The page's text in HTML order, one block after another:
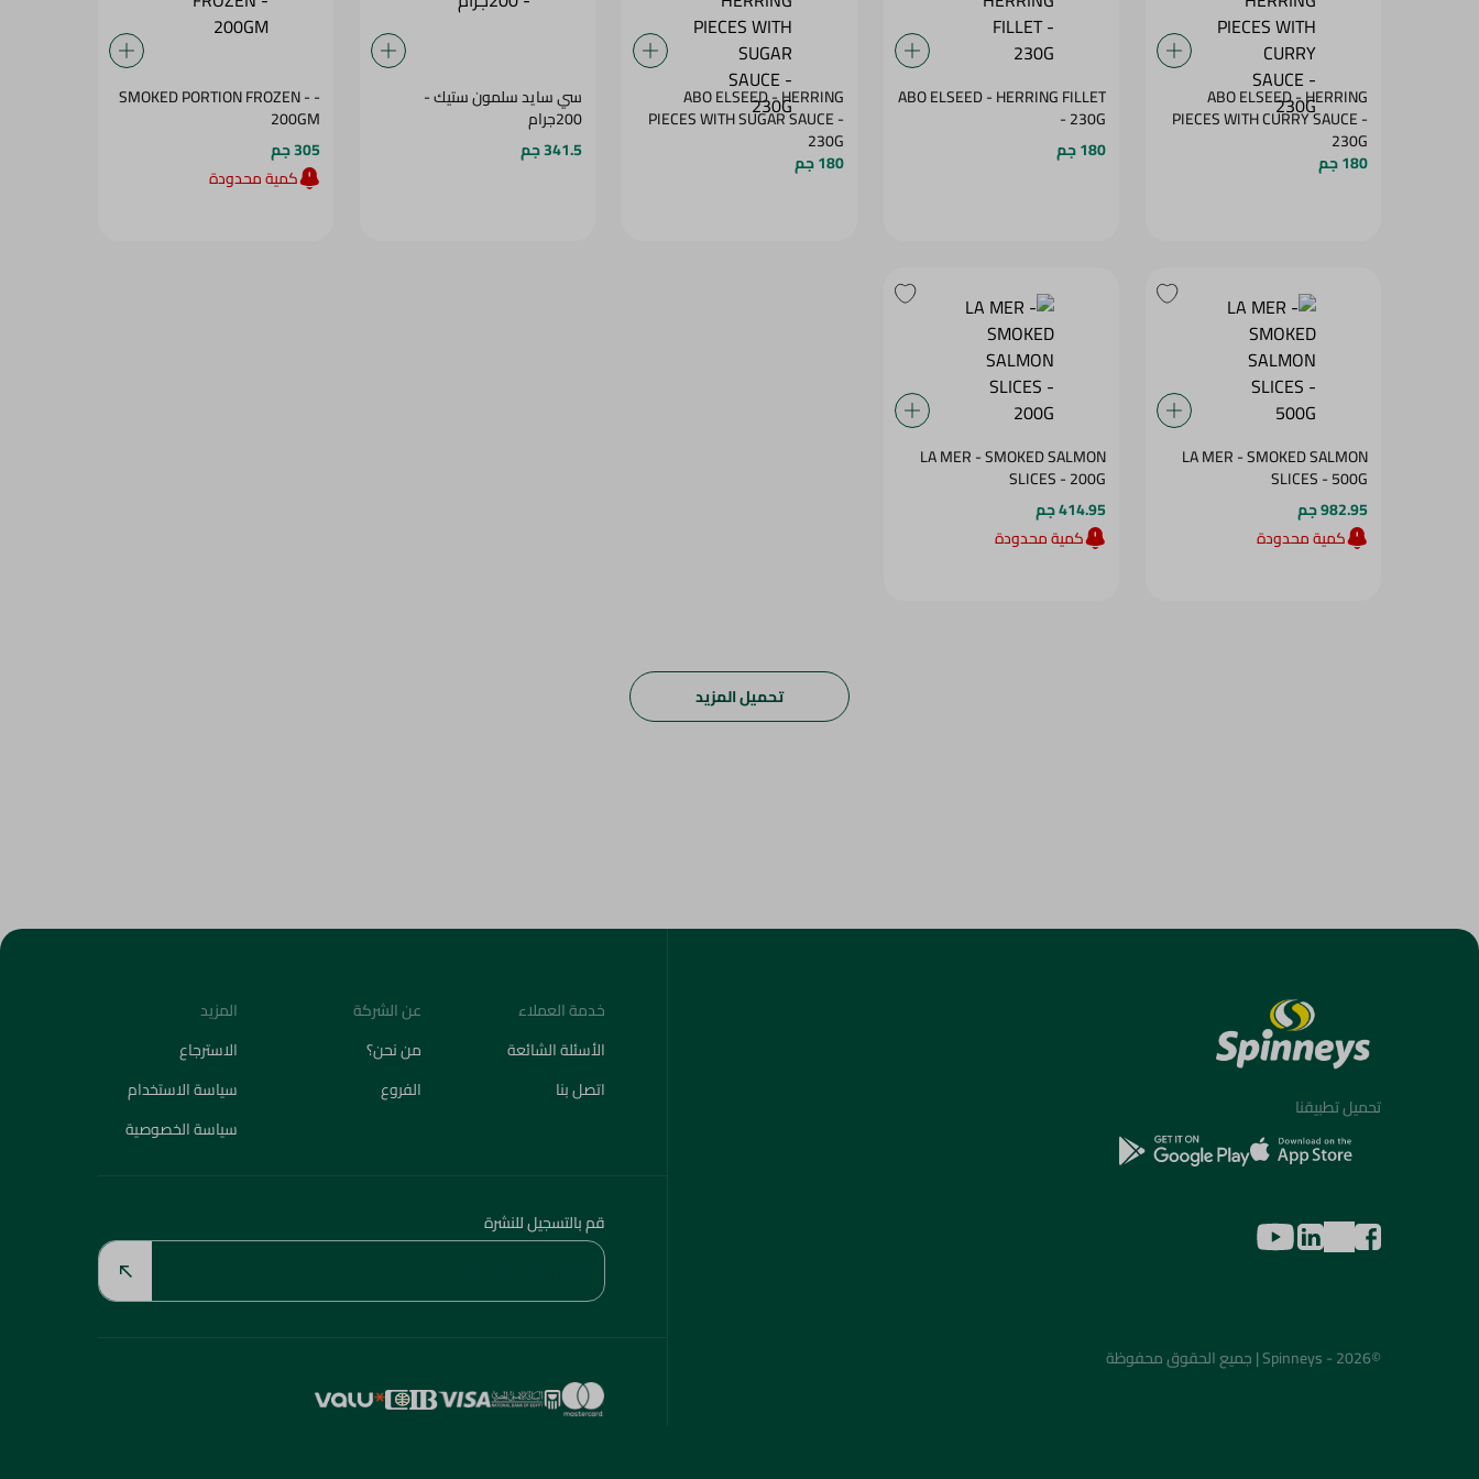
ABO ELSEED - HERRING
PIECES WITH CURRY SAUCE -
230G
180 جم
ABO ELSEED - HERRING FILLET
- 230G
180 جم
ABO ELSEED - HERRING
PIECES WITH SUGAR SAUCE -
230G
180 جم
سي سايد سلمون ستيك -
200جرام
341.5 جم
- SMOKED PORTION FROZEN -
200GM
305 جم
كمية محدودة
LA MER - SMOKED SALMON
SLICES - 500G
982.95 جم
كمية محدودة
LA MER - SMOKED SALMON
SLICES - 200G
414.95 جم
كمية محدودة
تحميل المزيد
تحميل تطبيقنا
©2026 - Spinneys | جميع الحقوق محفوظة
خدمة العملاء
الأسئلة الشائعة
اتصل بنا
عن الشركة
من نحن؟
الفروع
المزيد
الاسترجاع
سياسة الاستخدام
سياسة الخصوصية
قم بالتسجيل للنشرة